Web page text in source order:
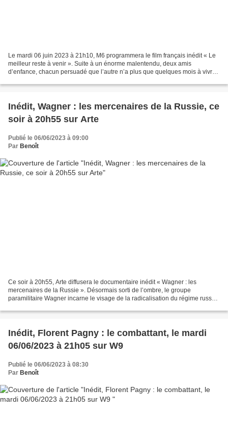
Le mardi 06 juin 2023 à 21h10, M6 programmera le film français inédit « Le
meilleur reste à venir ». Suite à un énorme malentendu, deux amis
d’enfance, chacun persuadé que l’autre n’a plus que quelques mois à vivre,
Inédit, Wagner : les mercenaires de la Russie, ce
soir à 20h55 sur Arte
Publié le 06/06/2023 à 09:00
Par Benoît
Ce soir à 20h55, Arte diffusera le documentaire inédit « Wagner : les
mercenaires de la Russie ». Désormais sorti de l’ombre, le groupe
paramilitaire Wagner incarne le visage de la radicalisation du régime russe.
Inédit, Florent Pagny : le combattant, le mardi
06/06/2023 à 21h05 sur W9
Publié le 06/06/2023 à 08:30
Par Benoît